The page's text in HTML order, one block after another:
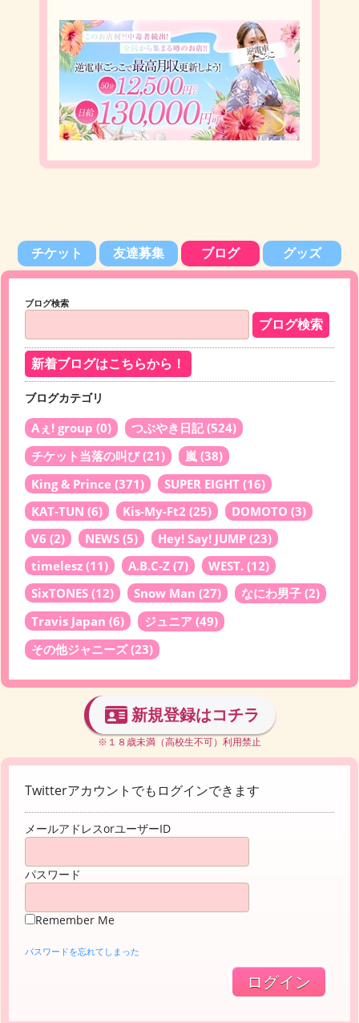
チケット 友達募集 ブログ グッズ
ブログ検索
新着ブログはこちらから！
ブログカテゴリ
Aぇ! group (0) つぶやき日記(524)
チケット当落の叫び(21) 嵐 (38)
King & Prince (371) SUPER EIGHT (16)
KAT-TUN (6) Kis-My-Ft2 (25) DOMOTO (3)
V6 (2) NEWS (5) Hey! Say! JUMP (23)
timelesz (11) A.B.C-Z (7) WEST. (12)
SixTONES (12) Snow Man (27) なにわ男子 (2)
Travis Japan (6) ジュニア (49)
その他ジャニーズ(23)
新規登録はコチラ
※１８歳未満（高校生不可）利用禁止
Twitterアカウントでもログインできます
メールアドレスorユーザーID
パスワード
Remember Me
パスワードを忘れてしまった